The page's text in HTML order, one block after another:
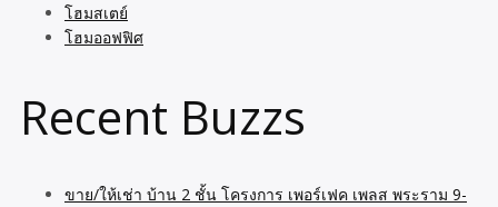
โฮมสเตย์
โฮมออฟฟิศ
Recent Buzzs
ขาย/ให้เช่า บ้าน 2 ชั้น โครงการ เพอร์เฟค เพลส พระราม 9-